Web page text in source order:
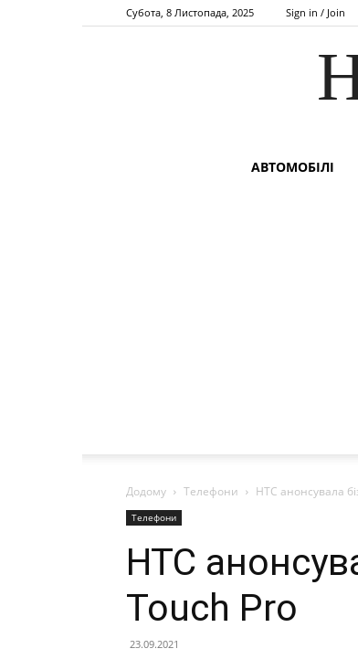
Субота, 8 Листопада, 2025 Sign in / Join
АВТОМОБІЛІ
Додому Телефони HTC анонсувала
Телефони
HTC
Touch Pro
23.09.2021